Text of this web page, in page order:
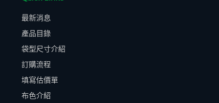
最新消息
產品目錄
袋型尺寸介紹
訂購流程
填寫估價單
布色介紹